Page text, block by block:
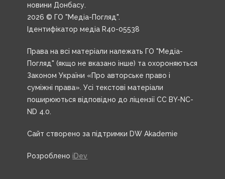
новини Донбасу.
2026 © ГО "Медіа-Погляд".
Ідентифікатор медіа R40-05538
Права на всі матеріали належать ГО "Медіа-
Погляд" (якщо не вказано інше) та охороняються
Законом України «Про авторське право і
суміжні права». Усі текстові матеріали
поширюються відповідно до ліцензії CC BY-NC-
ND 4.0.
Сайт створено за підтримки DW Akademie
Розроблено iDev